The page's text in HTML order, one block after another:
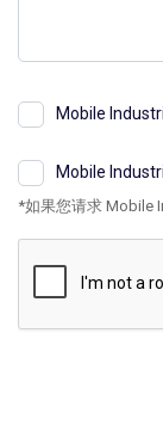
Mobile
Mobile
*如果您请求 Mobile